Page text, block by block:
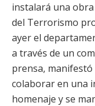
instalará una
del Terrorismo
ayer el
a través de un
prensa,
colaborar en una
homenaje y se